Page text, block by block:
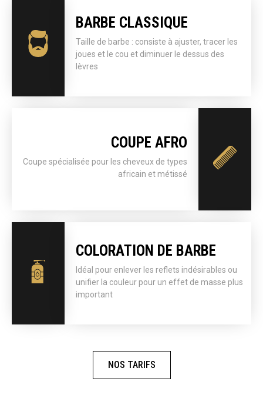
BARBE CLASSIQUE
Taille de barbe : consiste à ajuster, tracer les
joues et le cou et diminuer le dessus des
lèvres
COUPE AFRO
Coupe spécialisée pour les cheveux de types
africain et métissé
COLORATION DE BARBE
Idéal pour enlever les reflets indésirables ou
unifier la couleur pour un effet de masse plus
important
NOS TARIFS